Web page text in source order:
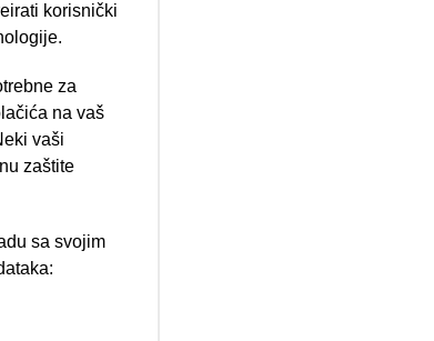
Resnik
korisnički
za
na vaš
vaši
zaštite
sa svojim